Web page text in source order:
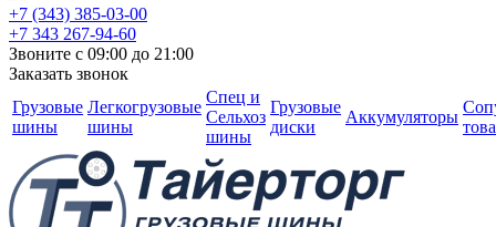
+7 (343) 385-03-00
+7 343 267-94-60
Звоните с 09:00 до 21:00
Заказать звонок
Грузовые
шины
Легкогрузовые
шины
Спец и
Сельхоз
шины
Грузовые
диски
Аккумуляторы